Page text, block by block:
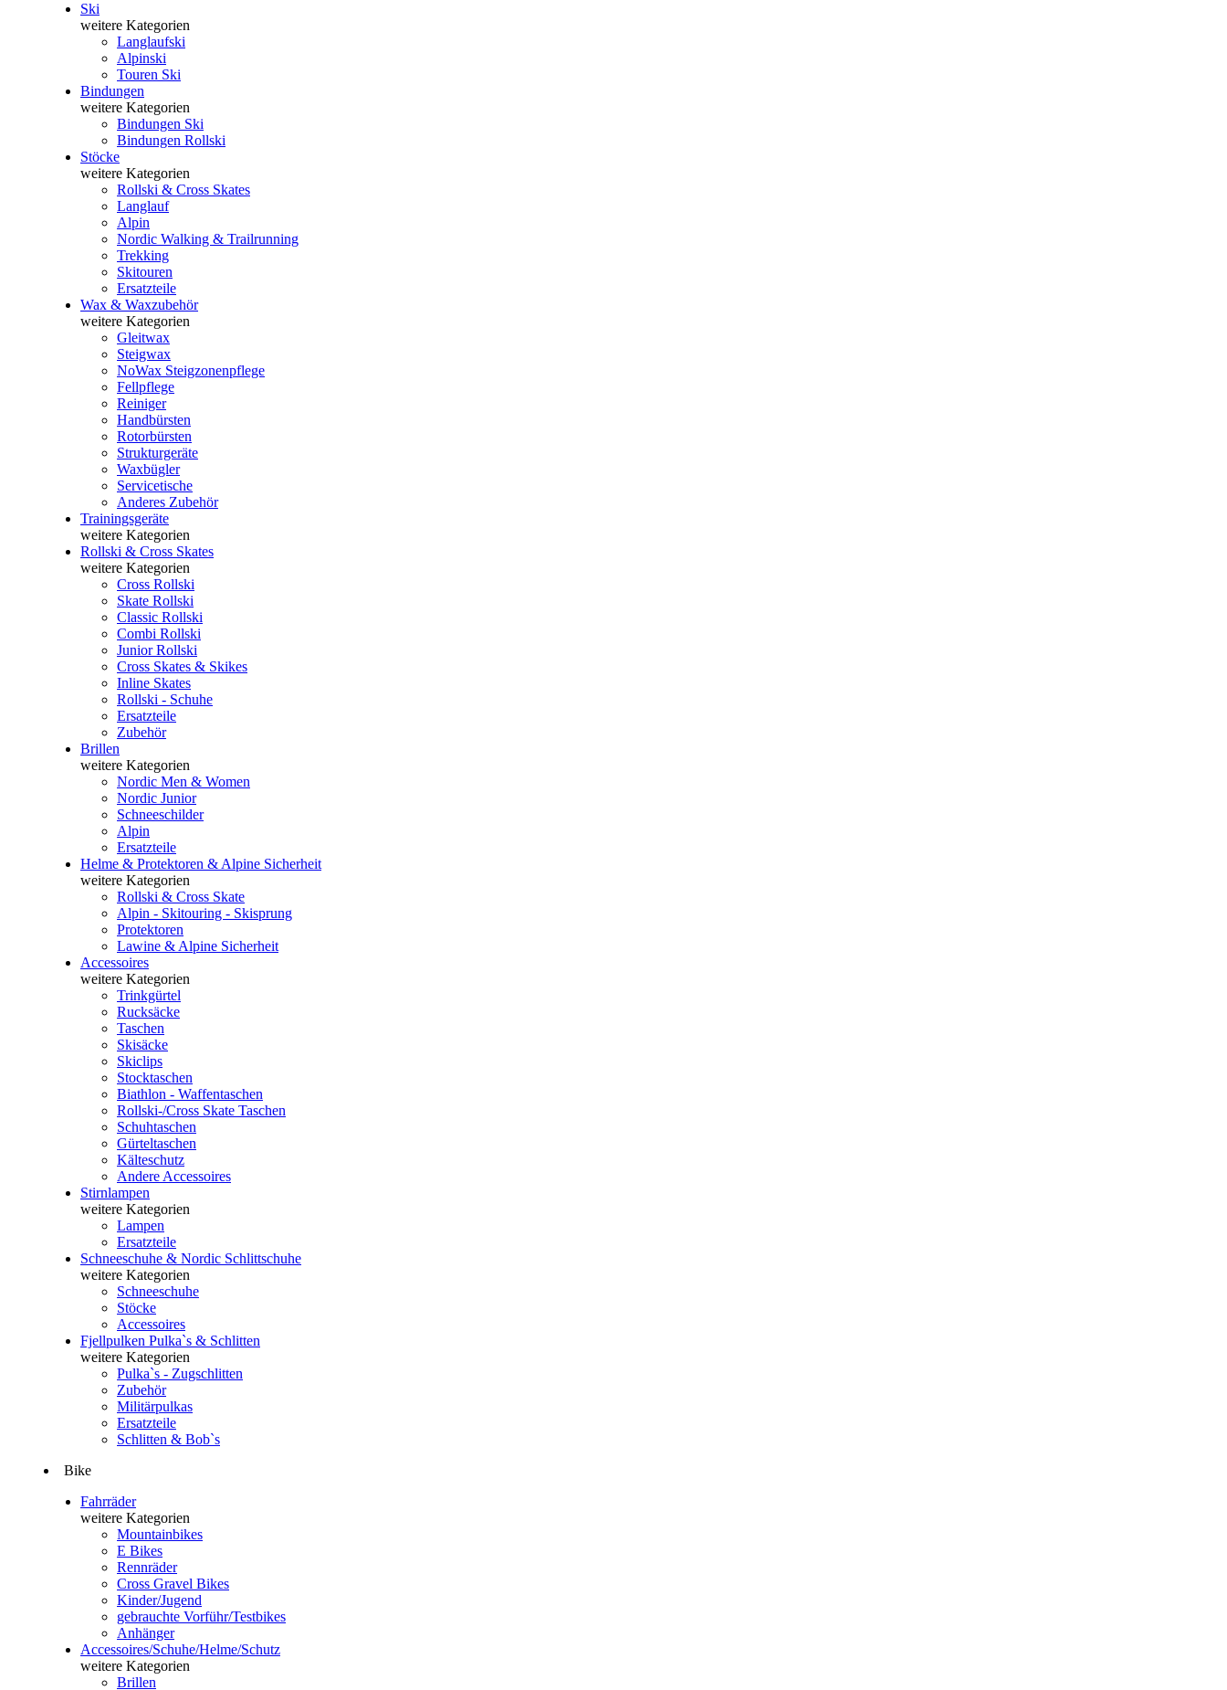
Ski
weitere Kategorien
Langlaufski
Alpinski
Touren Ski
Bindungen
weitere Kategorien
Bindungen Ski
Bindungen Rollski
Stöcke
weitere Kategorien
Rollski & Cross Skates
Langlauf
Alpin
Nordic Walking & Trailrunning
Trekking
Skitouren
Ersatzteile
Wax & Waxzubehör
weitere Kategorien
Gleitwax
Steigwax
NoWax Steigzonenpflege
Fellpflege
Reiniger
Handbürsten
Rotorbürsten
Strukturgeräte
Waxbügler
Servicetische
Anderes Zubehör
Trainingsgeräte
weitere Kategorien
Rollski & Cross Skates
weitere Kategorien
Cross Rollski
Skate Rollski
Classic Rollski
Combi Rollski
Junior Rollski
Cross Skates & Skikes
Inline Skates
Rollski - Schuhe
Ersatzteile
Zubehör
Brillen
weitere Kategorien
Nordic Men & Women
Nordic Junior
Schneeschilder
Alpin
Ersatzteile
Helme & Protektoren & Alpine Sicherheit
weitere Kategorien
Rollski & Cross Skate
Alpin - Skitouring - Skisprung
Protektoren
Lawine & Alpine Sicherheit
Accessoires
weitere Kategorien
Trinkgürtel
Rucksäcke
Taschen
Skisäcke
Skiclips
Stocktaschen
Biathlon - Waffentaschen
Rollski-/Cross Skate Taschen
Schuhtaschen
Gürteltaschen
Kälteschutz
Andere Accessoires
Stirnlampen
weitere Kategorien
Lampen
Ersatzteile
Schneeschuhe & Nordic Schlittschuhe
weitere Kategorien
Schneeschuhe
Stöcke
Accessoires
Fjellpulken Pulka`s & Schlitten
weitere Kategorien
Pulka`s - Zugschlitten
Zubehör
Militärpulkas
Ersatzteile
Schlitten & Bob`s
Bike
Fahrräder
weitere Kategorien
Mountainbikes
E Bikes
Rennräder
Cross Gravel Bikes
Kinder/Jugend
gebrauchte Vorführ/Testbikes
Anhänger
Accessoires/Schuhe/Helme/Schutz
weitere Kategorien
Brillen